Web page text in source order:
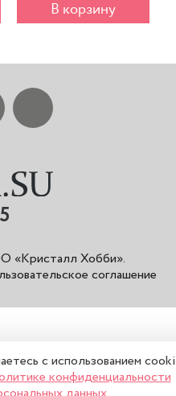
В корзину
«Кристалл Хобби».
соглашение
с использованием
конфиденциальности